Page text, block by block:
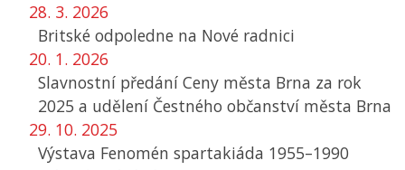
28. 3. 2026
Britské odpoledne na Nové radnici
20. 1. 2026
Slavnostní předání Ceny města Brna za rok
2025 a udělení Čestného občanství města Brna
29. 10. 2025
Výstava Fenomén spartakiáda 1955–1990